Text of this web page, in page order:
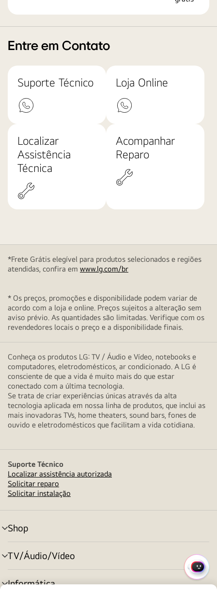
Entre em Contato
Suporte Técnico Loja Online
Localizar
Assistência
Técnica
Acompanhar
Reparo
*Frete Grátis elegível para produtos selecionados e regiões
atendidas, confira em www.lg.com/br
* Os preços, promoções e disponibilidade podem variar de
acordo com a loja e online. Preços sujeitos a alteração sem
aviso prévio. As quantidades são limitadas. Verifique com os
revendedores locais o preço e a disponibilidade finais.
Conheça os produtos LG: TV / Áudio e Vídeo, notebooks e
computadores, eletrodomésticos, ar condicionado. A LG é
consciente de que a vida é muito mais do que estar
conectado com a última tecnologia.
Se trata de criar experiências únicas através da alta
tecnologia aplicada em nossa linha de produtos, que inclui as
mais inovadoras TVs, home theaters, sound bars, fones de
ouvido e eletrodomésticos que facilitam a vida cotidiana.
Suporte Técnico
Localizar assistência autorizada
Solicitar reparo
Solicitar instalação
Shop
alternar
menu
TV/Áudio/Vídeo
alternar
menu
Informática
alternar
MENU